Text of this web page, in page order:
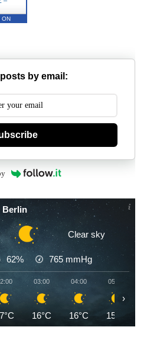
ON
by email:
Berlin
Clear sky
62% 765 mmHg
03:00
16°C
04:00
16°C
05:00
15°C
›